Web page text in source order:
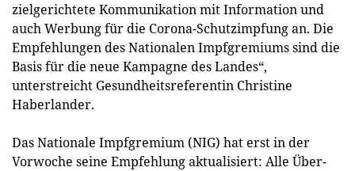
zielgerichtete Kommunikation mit Information und
auch Werbung für die Corona-Schutzimpfung an. Die
Empfehlungen des Nationalen Impfgremiums sind die
Basis für die neue Kampagne des Landes“,
unterstreicht Gesundheitsreferentin Christine
Haberlander.
Das Nationale Impfgremium (NIG) hat erst in der
Vorwoche seine Empfehlung aktualisiert: Alle Über-